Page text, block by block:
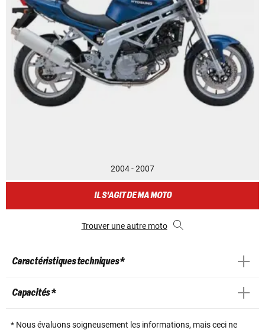
2004 - 2007
IL S'AGIT DE MA MOTO
Trouver une autre moto
Caractéristiques techniques *
Capacités *
* Nous évaluons soigneusement les informations, mais ceci ne